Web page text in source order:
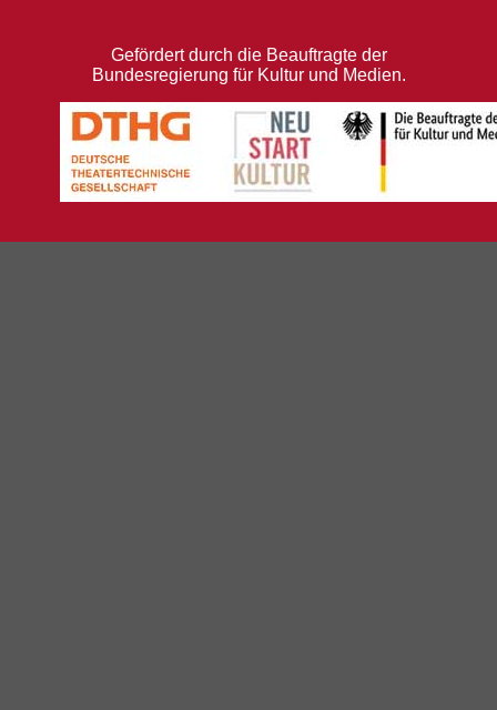
Gefördert durch die Beauftragte der
Bundesregierung für Kultur und Medien.